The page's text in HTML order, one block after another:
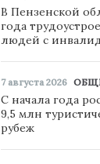
В Пензенской
года
людей с
7 августа 2026
С начала года
9,5 млн
рубеж